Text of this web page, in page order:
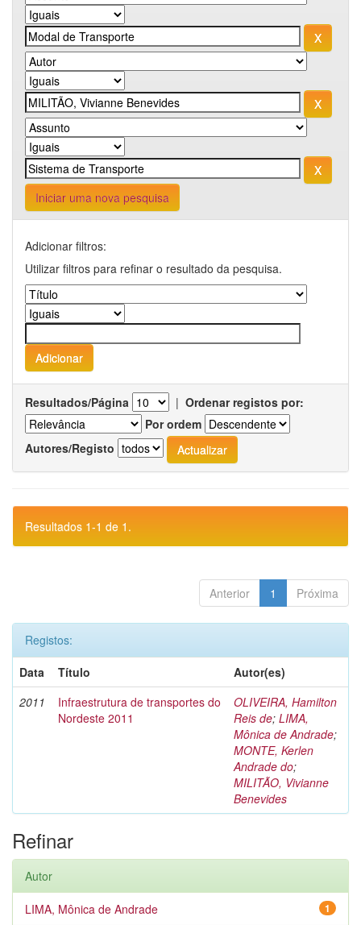
Iniciar uma nova pesquisa
Adicionar filtros:
Utilizar filtros para refinar o resultado da pesquisa.
Resultados/Página | Ordenar registos por:
Por ordem
Autores/Registo
Resultados 1-1 de 1.
Anterior 1 Próxima
Registos:
Data
Título
Autor(es)
2011
Infraestrutura de transportes do
Nordeste 2011
OLIVEIRA, Hamilton
Reis de; LIMA,
Mônica de Andrade;
MONTE, Kerlen
Andrade do;
MILITÃO, Vivianne
Benevides
Refinar
Autor
1
LIMA, Mônica de Andrade